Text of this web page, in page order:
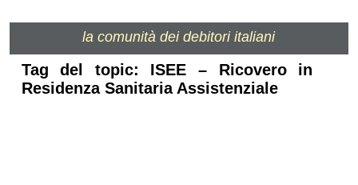
la comunità dei debitori italiani
Tag del topic: ISEE – Ricovero in
Residenza Sanitaria Assistenziale